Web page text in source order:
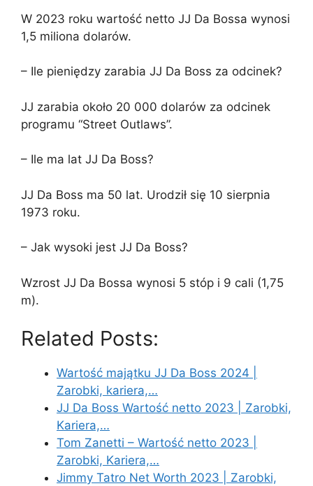
W 2023 roku wartość netto JJ Da Bossa wynosi
1,5 miliona dolarów.
– Ile pieniędzy zarabia JJ Da Boss za odcinek?
JJ zarabia około 20 000 dolarów za odcinek
programu “Street Outlaws”.
– Ile ma lat JJ Da Boss?
JJ Da Boss ma 50 lat. Urodził się 10 sierpnia
1973 roku.
– Jak wysoki jest JJ Da Boss?
Wzrost JJ Da Bossa wynosi 5 stóp i 9 cali (1,75
m).
Related Posts:
Wartość majątku JJ Da Boss 2024 |
Zarobki, kariera,…
JJ Da Boss Wartość netto 2023 | Zarobki,
Kariera,…
Tom Zanetti – Wartość netto 2023 |
Zarobki, Kariera,…
Jimmy Tatro Net Worth 2023 | Zarobki,